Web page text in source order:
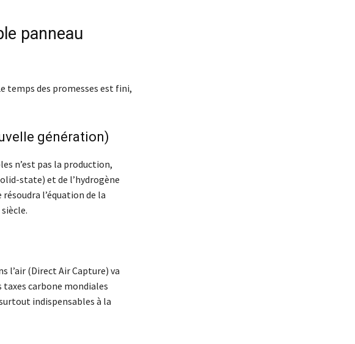
panneau
temps des promesses est fini,
génération)
n’est pas la production,
state) et de l’hydrogène
l’équation de la
l’air (Direct Air Capture) va
taxes carbone mondiales
indispensables à la